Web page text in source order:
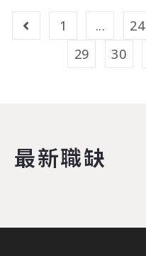
1 ... 24
29
30
最新職缺